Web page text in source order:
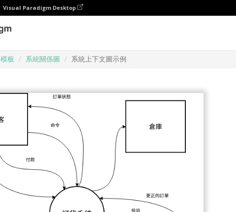
Visual Paradigm Desktop
模板 系統關係圖 系統上下文圖示例